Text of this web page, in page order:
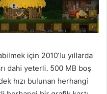
için 2010’lu yıllarda
dahi yeterli. 500 MB boş
hızı bulunan herhangi